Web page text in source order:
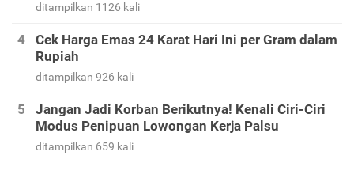
ditampilkan 1126 kali
Cek Harga Emas 24 Karat Hari Ini per Gram dalam
Rupiah
ditampilkan 926 kali
Jangan Jadi Korban Berikutnya! Kenali Ciri-Ciri
Modus Penipuan Lowongan Kerja Palsu
ditampilkan 659 kali